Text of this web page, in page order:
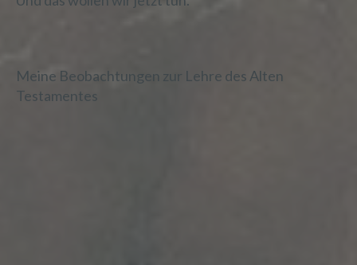
Meine Beobachtungen zur Lehre des Alten
Testamentes
unmittelbaren Verantwortung des